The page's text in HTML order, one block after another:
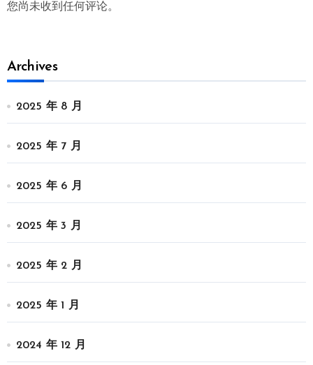
您尚未收到任何评论。
Archives
2025 年 8 月
2025 年 7 月
2025 年 6 月
2025 年 3 月
2025 年 2 月
2025 年 1 月
2024 年 12 月